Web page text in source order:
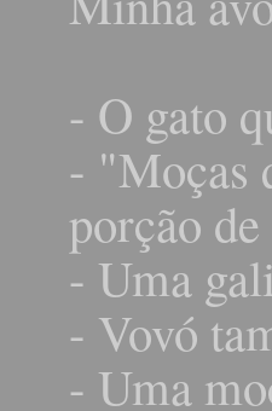
- O gato
- "Moças
porção
- Uma
- Vovó
- Uma